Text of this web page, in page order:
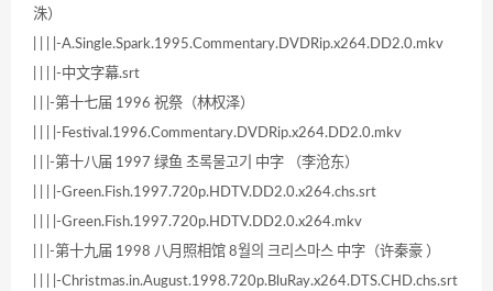
洙）
| | | |-A.Single.Spark.1995.Commentary.DVDRip.x264.DD2.0.mkv
| | | |-中文字幕.srt
| | |-第十七届 1996 祝祭（林权泽）
| | | |-Festival.1996.Commentary.DVDRip.x264.DD2.0.mkv
| | |-第十八届 1997 绿鱼 초록물고기 中字 （李沧东）
| | | |-Green.Fish.1997.720p.HDTV.DD2.0.x264.chs.srt
| | | |-Green.Fish.1997.720p.HDTV.DD2.0.x264.mkv
| | |-第十九届 1998 八月照相馆 8월의 크리스마스 中字（许秦豪 ）
| | | |-Christmas.in.August.1998.720p.BluRay.x264.DTS.CHD.chs.srt